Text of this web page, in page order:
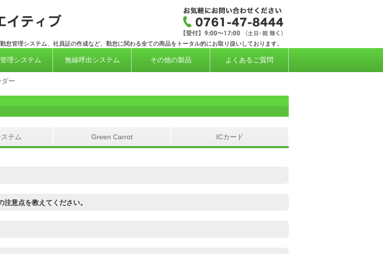
ICカード対応タイムレコーダー、勤怠管理システムなら
管理システム、社員証の作成など、勤怠に関わる全ての商品をトータル的にお取り扱いしております。
理システム 無線呼出システム その他の製品 よくあるご質問
ー
テム Green Carrot ICカード
意点を教えてください。